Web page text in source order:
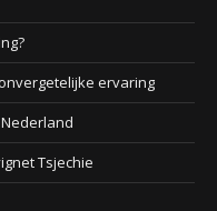
ervaring
Tsjechie